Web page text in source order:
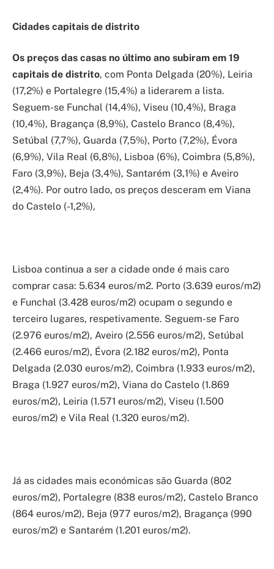
Cidades capitais de distrito
Os preços das casas no último ano subiram em 19
capitais de distrito, com Ponta Delgada (20%), Leiria
(17,2%) e Portalegre (15,4%) a liderarem a lista.
Seguem-se Funchal (14,4%), Viseu (10,4%), Braga
(10,4%), Bragança (8,9%), Castelo Branco (8,4%),
Setúbal (7,7%), Guarda (7,5%), Porto (7,2%), Évora
(6,9%), Vila Real (6,8%), Lisboa (6%), Coimbra (5,8%),
Faro (3,9%), Beja (3,4%), Santarém (3,1%) e Aveiro
(2,4%). Por outro lado, os preços desceram em Viana
do Castelo (-1,2%),
Lisboa continua a ser a cidade onde é mais caro
comprar casa: 5.634 euros/m2. Porto (3.639 euros/m2)
e Funchal (3.428 euros/m2) ocupam o segundo e
terceiro lugares, respetivamente. Seguem-se Faro
(2.976 euros/m2), Aveiro (2.556 euros/m2), Setúbal
(2.466 euros/m2), Évora (2.182 euros/m2), Ponta
Delgada (2.030 euros/m2), Coimbra (1.933 euros/m2),
Braga (1.927 euros/m2), Viana do Castelo (1.869
euros/m2), Leiria (1.571 euros/m2), Viseu (1.500
euros/m2) e Vila Real (1.320 euros/m2).
Já as cidades mais económicas são Guarda (802
euros/m2), Portalegre (838 euros/m2), Castelo Branco
(864 euros/m2), Beja (977 euros/m2), Bragança (990
euros/m2) e Santarém (1.201 euros/m2).